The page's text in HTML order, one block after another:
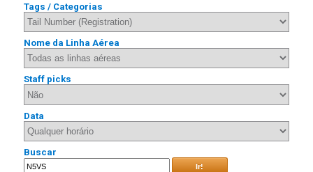
Tags / Categorias
Nome da Linha Aérea
Staff picks
Data
Buscar
Ir!